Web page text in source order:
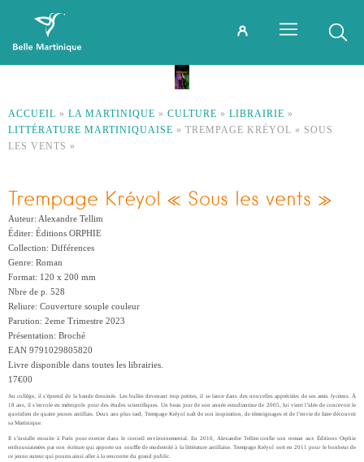
ACCUEIL » LA MARTINIQUE » CULTURE » LIBRAIRIE »
LITTÉRATURE MARTINIQUAISE » TREMPAGE KRÉYOL « SOUS
LES VENTS »
Trempage Kréyol « Sous les vents »
Auteur: Alexandre Tellim
Éditer: Éditions ORPHIE
Collection: Différences
Genre: Roman
Format: 120 x 200 mm
Nbre de p. 528
Reliure: Couverture souple couleur
Parution: 2eme Trimestre 2023
Présentation: Broché
EAN 9791029805820
Livre disponible dans toutes les librairies.
17€00
Au collège, il s’éprend de la bande dessinée. Les bulles devenant trop petites, il se lance dans des nouvelles appréciées de ses amis lycéens. À
18 ans, il s’envole en métropole pour des études scientifiques. Un beau jour de son année estudiantine de 2005, lui vient l’idée de concevoir le
quotidien de quatre jeunes antillais. Deux ans plus tard, Trempage Kréyol naît de son inspiration, de témoignages et de l’envie de faire découvrir
sa Martinique.
Il s’installe ensuite à Paris pour exercer dans le conseil environnemental. En 2010, Alexandre Tellim confie son roman aux Éditions Orphie
enthousiasmées par son écriture qui apporte un souffle de modernité à la littérature antillaise. Trempage Kréyol sort en 2011 pour le bonheur de
ce jeune auteur qui pourra ainsi aller à la rencontre du grand public.